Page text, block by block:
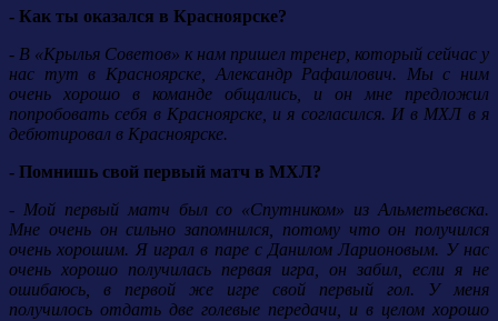
- Как ты оказался в Красноярске?
- В «Крылья Советов» к нам пришел тренер, который сейчас у
нас тут в Красноярске, Александр Рафаилович. Мы с ним
очень хорошо в команде общались, и он мне предложил
попробовать себя в Красноярске, и я согласился. И в МХЛ в я
дебютировал в Красноярске.
- Помнишь свой первый матч в МХЛ?
- Мой первый матч был со «Спутником» из Альметьевска.
Мне очень он сильно запомнился, потому что он получился
очень хорошим. Я играл в паре с Данилом Ларионовым. У нас
очень хорошо получилась первая игра, он забил, если я не
ошибаюсь, в первой же игре свой первый гол. У меня
получилось отдать две голевые передачи, и в целом хорошо